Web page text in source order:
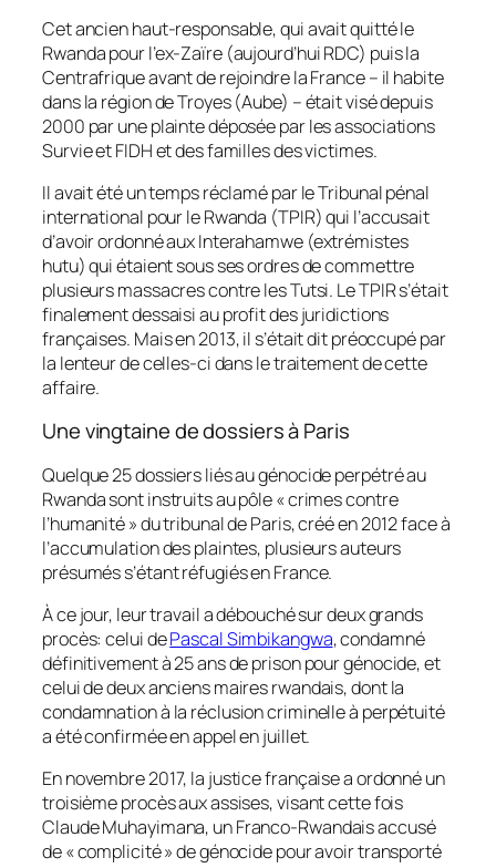
Cet ancien haut-responsable, qui avait quitté le
Rwanda pour l’ex-Zaïre (aujourd’hui RDC) puis la
Centrafrique avant de rejoindre la France – il habite
dans la région de Troyes (Aube) – était visé depuis
2000 par une plainte déposée par les associations
Survie et FIDH et des familles des victimes.
Il avait été un temps réclamé par le Tribunal pénal
international pour le Rwanda (TPIR) qui l’accusait
d’avoir ordonné aux Interahamwe (extrémistes
hutu) qui étaient sous ses ordres de commettre
plusieurs massacres contre les Tutsi. Le TPIR s’était
finalement dessaisi au profit des juridictions
françaises. Mais en 2013, il s’était dit préoccupé par
la lenteur de celles-ci dans le traitement de cette
affaire.
Une vingtaine de dossiers à Paris
Quelque 25 dossiers liés au génocide perpétré au
Rwanda sont instruits au pôle « crimes contre
l’humanité » du tribunal de Paris, créé en 2012 face à
l’accumulation des plaintes, plusieurs auteurs
présumés s’étant réfugiés en France.
À ce jour, leur travail a débouché sur deux grands
procès: celui dePascal Simbikangwa, condamné
définitivement à 25 ans de prison pour génocide, et
celui de deux anciens maires rwandais, dont la
condamnation à la réclusion criminelle à perpétuité
a été confirmée en appel en juillet.
En novembre 2017, la justice française a ordonné un
troisième procès aux assises, visant cette fois
Claude Muhayimana, un Franco-Rwandais accusé
de « complicité » de génocide pour avoir transporté